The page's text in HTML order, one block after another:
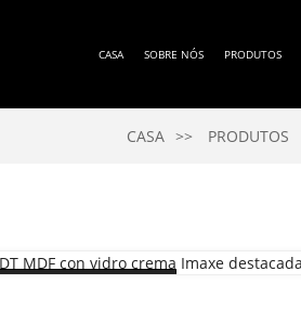
CASA SOBRE NÓS PRODUTOS
CASA PRODUTOS